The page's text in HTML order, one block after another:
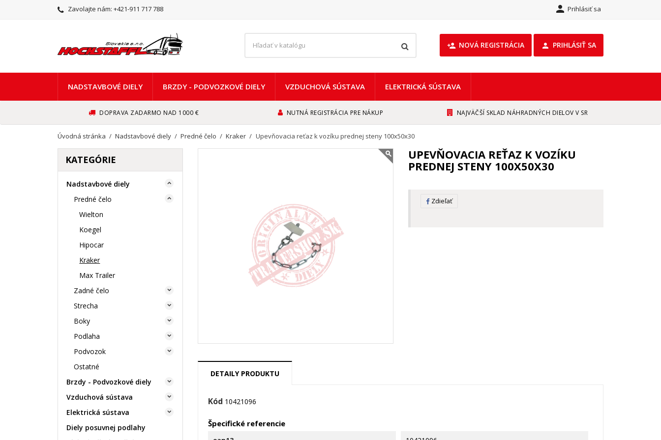
Zavolajte nám: +421-911 717 788  Prihlásiť sa
person_add NOVÁ REGISTRÁCIA  PRIHLÁSIŤ SA
NADSTAVBOVÉ DIELY BRZDY - PODVOZKOVÉ DIELY VZDUCHOVÁ SÚSTAVA ELEKTRICKÁ SÚSTAVA
DOPRAVA ZADARMO NAD 1000 € NUTNÁ REGISTRÁCIA PRE NÁKUP NAJVÄČŠÍ SKLAD NÁHRADNÝCH DIELOV V SR
Úvodná stránka Nadstavbové diely Predné čelo Kraker Upevňovacia reťaz k vozíku prednej steny 100x50x30
KATEGÓRIE
Nadstavbové diely 
Predné čelo 
Wielton
Koegel
Hipocar
Kraker
Max Trailer
Zadné čelo

Strecha 
Boky 
Podlaha 
Podvozok 
Ostatné
Brzdy - Podvozkové diely

Vzduchová sústava 
Elektrická sústava 
Diely posuvnej podlahy
UPEVŇOVACIA REŤAZ K VOZÍKU
PREDNEJ STENY 100X50X30
Zdieľať
DETAILY PRODUKTU
Kód 10421096
Špecifické referencie